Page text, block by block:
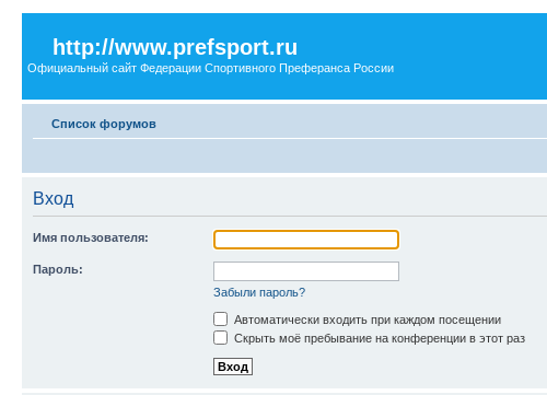
http://www.prefsport.ru
Официальный сайт Федерации Спортивного Преферанса России
Список форумов
Вход
Имя пользователя:
Пароль:
Забыли пароль?
Автоматически входить при каждом посещении
Скрыть моё пребывание на конференции в этот раз